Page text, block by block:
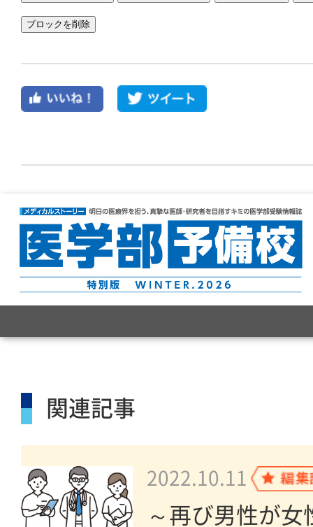
ブロックを削除
関連記事
2022.10.11
～再び男性が女